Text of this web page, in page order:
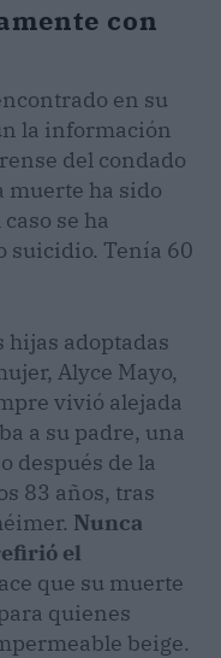
con
en su
la información
del condado
muerte ha sido
se ha
suicidio. Tenía 60
hijas adoptadas
Alyce Mayo,
vivió alejada
a su padre, una
después de la
83 años, tras
Nunca
el
que su muerte
quienes
beige.